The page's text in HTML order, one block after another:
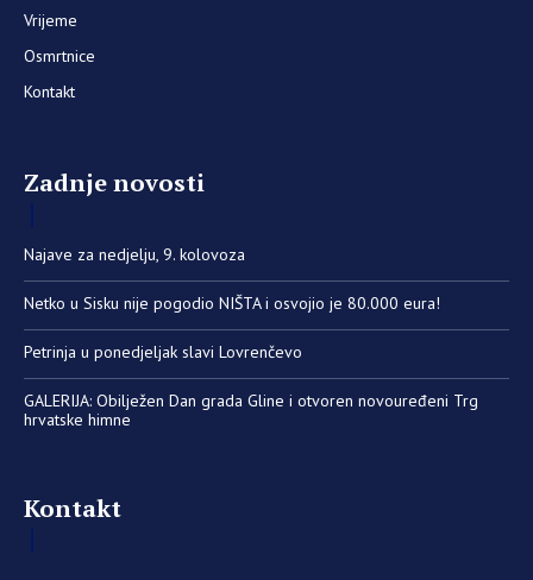
Vrijeme
Osmrtnice
Kontakt
Zadnje novosti
Najave za nedjelju, 9. kolovoza
Netko u Sisku nije pogodio NIŠTA i osvojio je 80.000 eura!
Petrinja u ponedjeljak slavi Lovrenčevo
GALERIJA: Obilježen Dan grada Gline i otvoren novouređeni Trg
hrvatske himne
Kontakt